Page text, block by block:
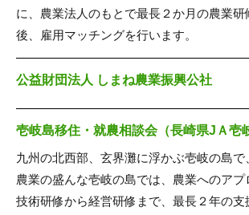
に、農業法人のもとで最長２か月の農業研
後、雇用マッチングを行います。
公益財団法人 しまね農業振興公社
壱岐島移住・就農相談会（長崎県JＡ壱
九州の北西部、玄界灘に浮かぶ壱岐の島で
農業の盛んな壱岐の島では、農業へのアプ
技術研修から経営研修まで、最長２年の